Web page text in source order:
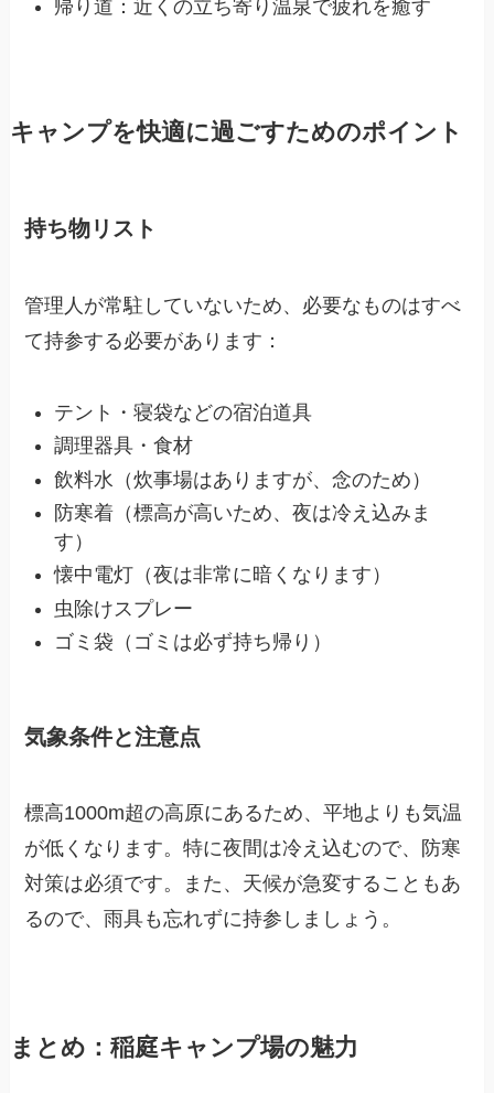
帰り道：近くの立ち寄り温泉で疲れを癒す
キャンプを快適に過ごすためのポイント
持ち物リスト
管理人が常駐していないため、必要なものはすべ
て持参する必要があります：
テント・寝袋などの宿泊道具
調理器具・食材
飲料水（炊事場はありますが、念のため）
防寒着（標高が高いため、夜は冷え込みま
す）
懐中電灯（夜は非常に暗くなります）
虫除けスプレー
ゴミ袋（ゴミは必ず持ち帰り）
気象条件と注意点
標高1000m超の高原にあるため、平地よりも気温
が低くなります。特に夜間は冷え込むので、防寒
対策は必須です。また、天候が急変することもあ
るので、雨具も忘れずに持参しましょう。
まとめ：稲庭キャンプ場の魅力